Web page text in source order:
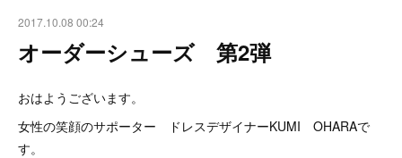
2017.10.08 00:24
オーダーシューズ 第2弾
おはようございます。
女性の笑顔のサポーター ドレスデザイナーKUMI OHARAで
す。